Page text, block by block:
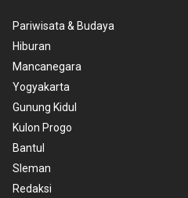
Pariwisata & Budaya
Hiburan
Mancanegara
Yogyakarta
Gunung Kidul
Kulon Progo
Bantul
Sleman
Redaksi